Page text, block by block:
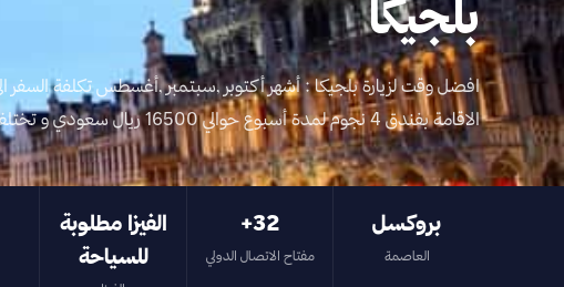
بلجيكا
افضل وقت لزيارة بلجيكا : أشهر أكتوبر ,سبتمبر ,أغسطس تكلفة السفر
الاقامة بفندق 4 نجوم لمدة أسبوع حوالي 16500 ريال سعودي و تختلف هذه التكلفة ت…
بروكسل
العاصمة
‎+32
مفتاح الاتصال الدولي
الفيزا مطلوبة
للسياحة